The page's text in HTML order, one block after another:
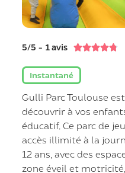
5/5 - 1 avis 
Instantané
Gulli Parc Toulouse
découvrir à vos
éducatif. Ce parc de
accès illimité à la
12 ans, avec des
zone éveil et